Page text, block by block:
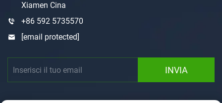
Xiamen Cina
+86 592 5735570
[email protected]
INVIA